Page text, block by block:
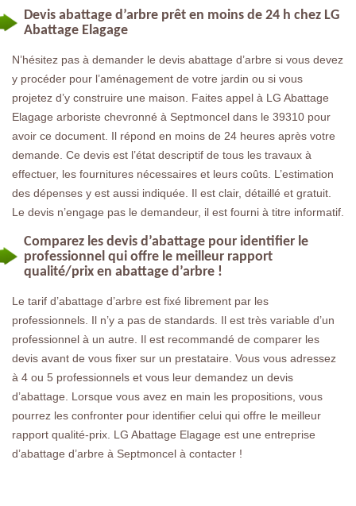
Devis abattage d’arbre prêt en moins de 24 h chez LG
Abattage Elagage
N’hésitez pas à demander le devis abattage d’arbre si vous devez
y procéder pour l’aménagement de votre jardin ou si vous
projetez d’y construire une maison. Faites appel à LG Abattage
Elagage arboriste chevronné à Septmoncel dans le 39310 pour
avoir ce document. Il répond en moins de 24 heures après votre
demande. Ce devis est l’état descriptif de tous les travaux à
effectuer, les fournitures nécessaires et leurs coûts. L’estimation
des dépenses y est aussi indiquée. Il est clair, détaillé et gratuit.
Le devis n’engage pas le demandeur, il est fourni à titre informatif.
Comparez les devis d’abattage pour identifier le
professionnel qui offre le meilleur rapport
qualité/prix en abattage d’arbre !
Le tarif d’abattage d’arbre est fixé librement par les
professionnels. Il n’y a pas de standards. Il est très variable d’un
professionnel à un autre. Il est recommandé de comparer les
devis avant de vous fixer sur un prestataire. Vous vous adressez
à 4 ou 5 professionnels et vous leur demandez un devis
d’abattage. Lorsque vous avez en main les propositions, vous
pourrez les confronter pour identifier celui qui offre le meilleur
rapport qualité-prix. LG Abattage Elagage est une entreprise
d’abattage d’arbre à Septmoncel à contacter !